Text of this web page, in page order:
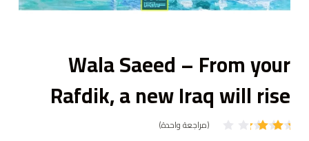
Wala Saeed – From your
Rafdik, a new Iraq will rise
(مراجعة واحدة)